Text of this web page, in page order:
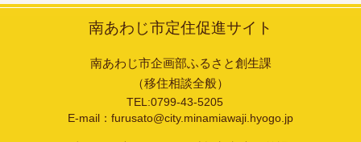
南あわじ市定住促進サイト
南あわじ市企画部ふるさと創生課
（移住相談全般）
TEL:0799-43-5205
E-mail：furusato@city.minamiawaji.hyogo.jp